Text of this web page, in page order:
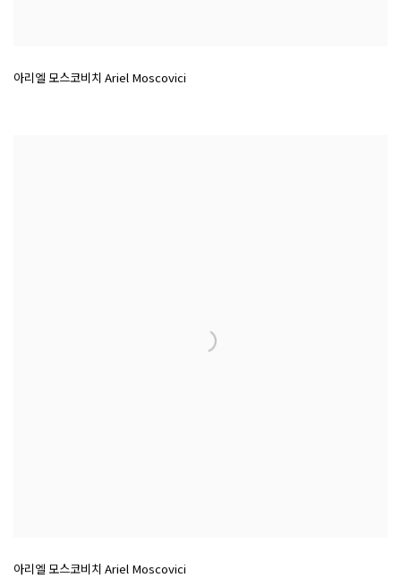
아리엘 모스코비치 Ariel Moscovici
아리엘 모스코비치 Ariel Moscovici